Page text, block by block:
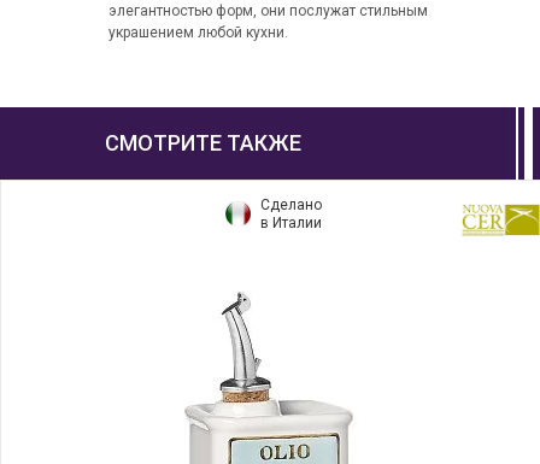
элегантностью форм, они послужат стильным
украшением любой кухни.
СМОТРИТЕ ТАКЖЕ
Сделано
в Италии